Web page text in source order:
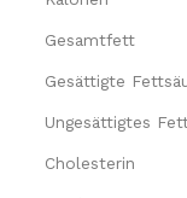
Gesamtfett
Gesättigte
Ungesättigtes
Cholesterin